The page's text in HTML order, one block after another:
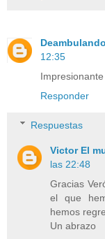
12:35
Responder
Respuestas
Victor El
las 22:48
Gracias
el que
hemos
Un abrazo